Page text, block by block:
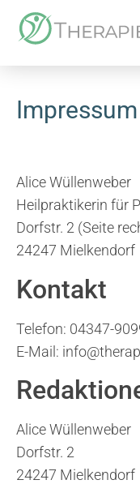
Impressum
Alice Wüllenweber
Heilpraktikerin für
Dorfstr. 2 (Seite
24247 Mielkendorf
Kontakt
Telefon: 04347-
E-Mail:
Alice Wüllenweber
Dorfstr. 2
24247 Mielkendorf